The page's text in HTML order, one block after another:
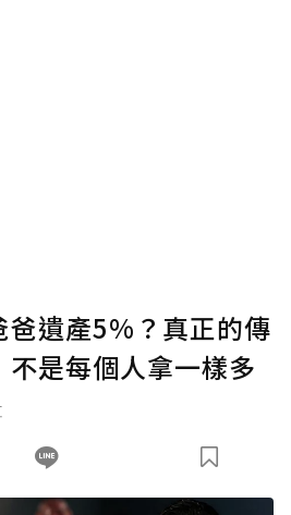
爸遺產5%？真正的傳
是每個人拿一樣多